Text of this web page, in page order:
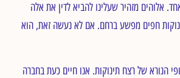
אלוהים מזהיר שעלינו להביא לדין את אלה
חפים מפשע ברחם. אם לא נעשה זאת, הוא
הנורא של רצח תינוקות. אנו חיים כעת בחברה